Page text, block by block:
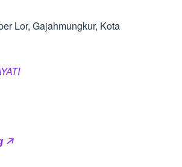
Lor, Gajahmungkur, Kota
🡥